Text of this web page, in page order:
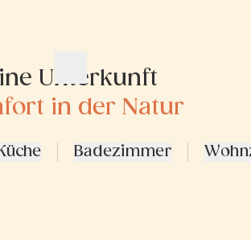
Unterkunft
in der Natur
Badezimmer